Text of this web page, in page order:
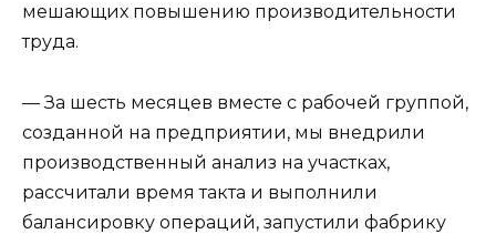
мешающих повышению производительности
труда.
— За шесть месяцев вместе с рабочей группой,
созданной на предприятии, мы внедрили
производственный анализ на участках,
рассчитали время такта и выполнили
балансировку операций, запустили фабрику